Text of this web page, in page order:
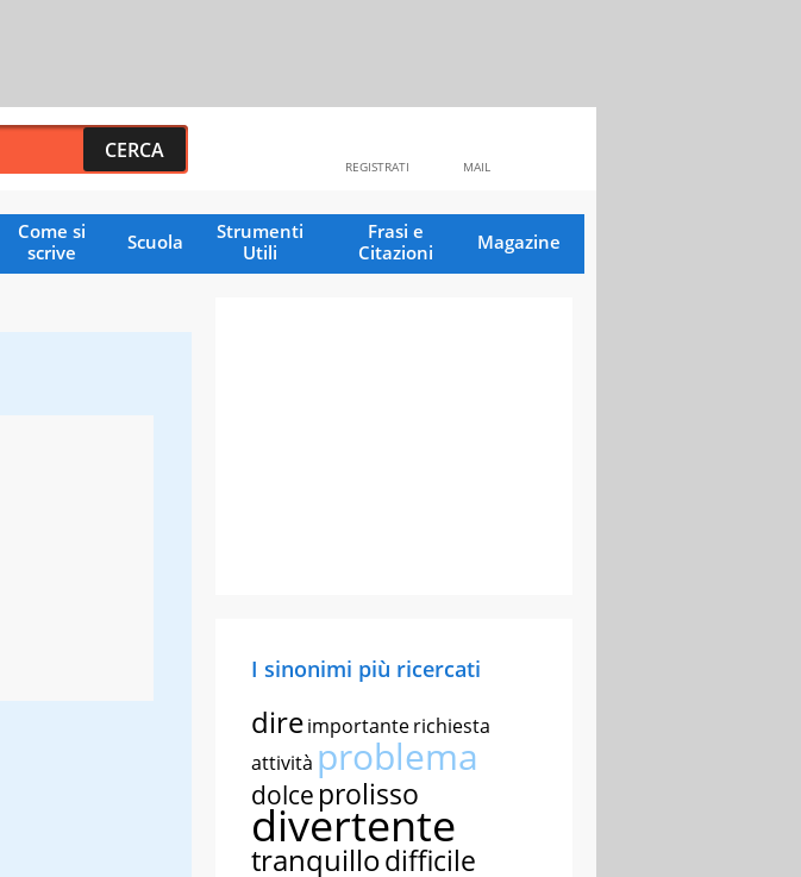
MAIL
REGISTRATI
Come si
scrive
Scuola
Strumenti
Utili
Frasi e
Citazioni
Magazine
I sinonimi più ricercati
direimportanterichiesta
attività problema
dolce prolisso
divertente
tranquillodifficile